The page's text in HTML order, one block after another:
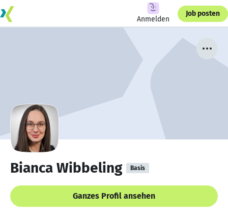
Anmelden
Job posten
Bianca Wibbeling Basis
Ganzes Profil ansehen